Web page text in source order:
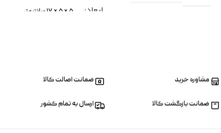
ابعاد 5 × 5 × 17 سانتیمتر
کاربرد
مشاوره خرید ضمانت اصالت کالا
ضمانت بازگشت کالا ارسال به تمام کشور